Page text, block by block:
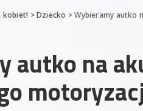
kobiet! >Dziecko >Wybieramy autko
autko na